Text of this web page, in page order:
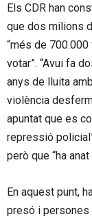
Els CDR han
que dos milions
“més de
votar”. “Avui fa
anys de lluita
violència
apuntat que es
repressió
però que “ha
En aquest punt,
presó i persones